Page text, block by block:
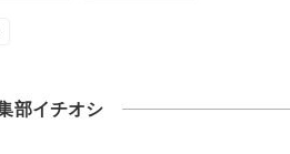
部イチオシ